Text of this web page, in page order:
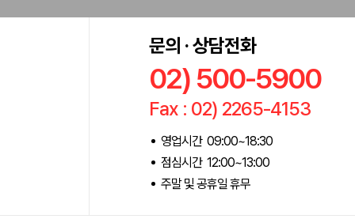
문의 · 상담전화
02) 500-5900
Fax : 02) 2265-4153
영업시간 09:00~18:30
점심시간 12:00~13:00
주말 및 공휴일 휴무